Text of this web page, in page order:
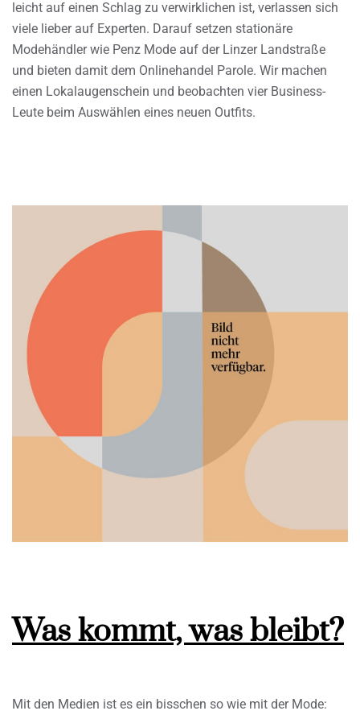
leicht auf einen Schlag zu verwirklichen ist, verlassen sich
viele lieber auf Experten. Darauf setzen stationäre
Modehändler wie Penz Mode auf der Linzer Landstraße
und bieten damit dem Onlinehandel Parole. Wir machen
einen Lokalaugenschein und beobachten vier Business-
Leute beim Auswählen eines neuen Outfits.
Was kommt, was bleibt?
Mit den Medien ist es ein bisschen so wie mit der Mode: